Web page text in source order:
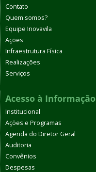
Contato
Quem somos?
Equipe Inovavila
Ações
Infraestrutura Física
Realizações
Serviços
Acesso à Informação
Institucional
Ações e Programas
Agenda do Diretor Geral
Auditoria
Convênios
Despesas